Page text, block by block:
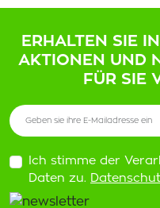
ERHALTEN SIE
AKTIONEN UND
FÜR SIE
Ich stimme der
Daten zu.